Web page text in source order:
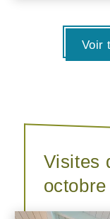
Voir
Visites